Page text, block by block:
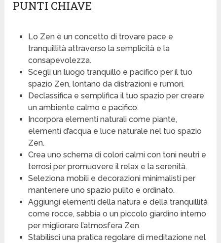
PUNTI CHIAVE
Lo Zen è un concetto di trovare pace e
tranquillità attraverso la semplicità e la
consapevolezza.
Scegli un luogo tranquillo e pacifico per il tuo
spazio Zen, lontano da distrazioni e rumori.
Declassifica e semplifica il tuo spazio per creare
un ambiente calmo e pacifico.
Incorpora elementi naturali come piante,
elementi d’acqua e luce naturale nel tuo spazio
Zen.
Crea uno schema di colori calmi con toni neutri e
terrosi per promuovere il relax e la serenità.
Seleziona mobili e decorazioni minimalisti per
mantenere uno spazio pulito e ordinato.
Aggiungi elementi della natura e della tranquillità
come rocce, sabbia o un piccolo giardino interno
per migliorare l’atmosfera Zen.
Stabilisci una pratica regolare di meditazione nel